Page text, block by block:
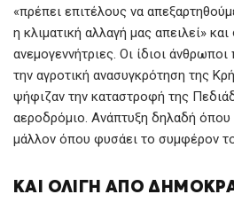
«πρέπει επιτέλους να
η κλιματική αλλαγή μας απειλεί»
ανεμογεννήτριες. Οι ίδιοι
την αγροτική ανασυγκρότηση της
ψήφιζαν την καταστροφή της
αεροδρόμιο. Ανάπτυξη δηλαδή
μάλλον όπου φυσάει το συμφέρον
ΚΑΙ ΟΛΙΓΗ ΑΠΟ